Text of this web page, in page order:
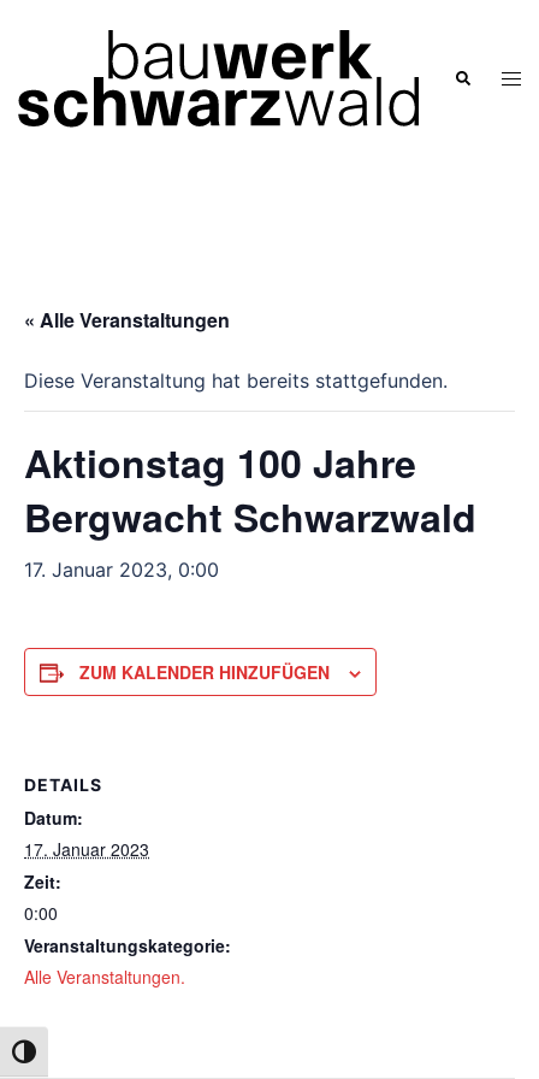
UMSCHALTEN AUF HOHE KONTRASTE
Suche
« Alle Veranstaltungen
Diese Veranstaltung hat bereits stattgefunden.
Aktionstag 100 Jahre
Bergwacht Schwarzwald
17. Januar 2023, 0:00
ZUM KALENDER HINZUFÜGEN
DETAILS
Datum:
17. Januar 2023
Zeit:
0:00
Veranstaltungskategorie:
Alle Veranstaltungen.